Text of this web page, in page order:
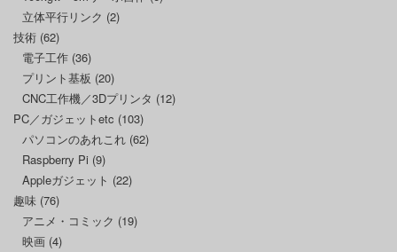
立体平行リンク (2)
技術 (62)
電子工作 (36)
プリント基板 (20)
CNC工作機／3Dプリンタ (12)
PC／ガジェットetc (103)
パソコンのあれこれ (62)
Raspberry Pi (9)
Appleガジェット (22)
趣味 (76)
アニメ・コミック (19)
映画 (4)